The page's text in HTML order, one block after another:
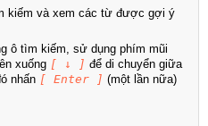
kiếm và xem các từ được gợi ý
ô tìm kiếm, sử dụng phím mũi
xuống [ ↓ ] để di chuyển giữa
nhấn [ Enter ] (một lần nữa)